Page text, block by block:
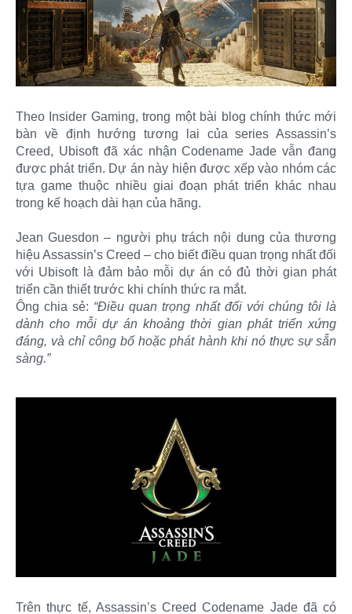
Theo Insider Gaming, trong một bài blog chính thức mới
bàn về định hướng tương lai của series Assassin’s
Creed, Ubisoft đã xác nhận Codename Jade vẫn đang
được phát triển. Dự án này hiện được xếp vào nhóm các
tựa game thuộc nhiều giai đoạn phát triển khác nhau
trong kế hoạch dài hạn của hãng.
Jean Guesdon – người phụ trách nội dung của thương
hiệu Assassin’s Creed – cho biết điều quan trọng nhất đối
với Ubisoft là đảm bảo mỗi dự án có đủ thời gian phát
triển cần thiết trước khi chính thức ra mắt.
Ông chia sẻ: “Điều quan trọng nhất đối với chúng tôi là
dành cho mỗi dự án khoảng thời gian phát triển xứng
đáng, và chỉ công bố hoặc phát hành khi nó thực sự sẵn
sàng.”
Trên thực tế, Assassin’s Creed Codename Jade đã có